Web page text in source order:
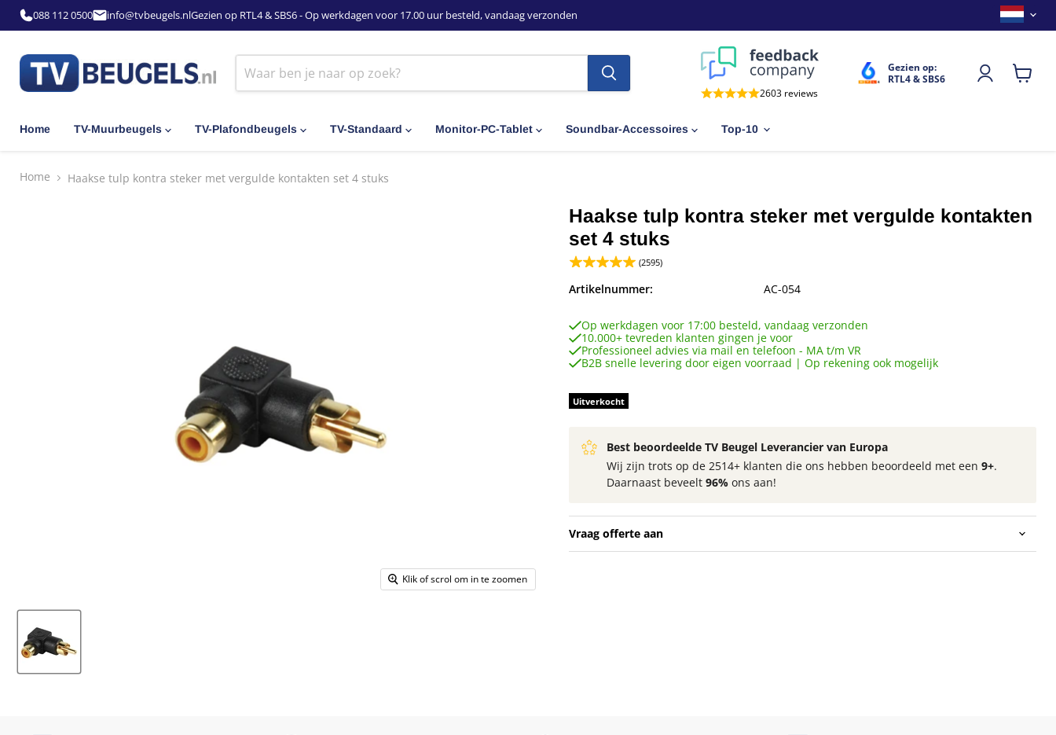
088 112 0500 info@tvbeugels.nlGezien op RTL4 & SBS6 - Op werkdagen voor 17.00 uur besteld, vandaag verzonden Land
2603 reviews
Gezien op:
RTL4 & SBS6
Home TV-Muurbeugels TV-Plafondbeugels TV-Standaard Monitor-PC-Tablet Soundbar-Accessoires Top-10
Home Haakse tulp kontra steker met vergulde kontakten set 4 stuks
Klik of scrol om in te zoomen
Haakse tulp kontra steker met vergulde kontakten
set 4 stuks
(2595)
Artikelnummer: AC-054
Op werkdagen voor 17:00 besteld, vandaag verzonden
10.000+ tevreden klanten gingen je voor
Professioneel advies via mail en telefoon - MA t/m VR
B2B snelle levering door eigen voorraad | Op rekening ook mogelijk
Uitverkocht
Best beoordeelde TV Beugel Leverancier van Europa
Wij zijn trots op de 2514+ klanten die ons hebben beoordeeld met een 9+.
Daarnaast beveelt 96%ons aan!
Vraag offerte aan